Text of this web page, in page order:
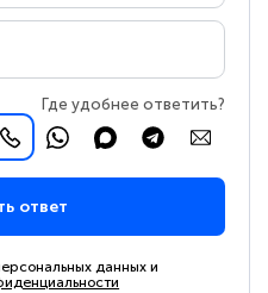
Где удобнее ответить?
ответ
данных и